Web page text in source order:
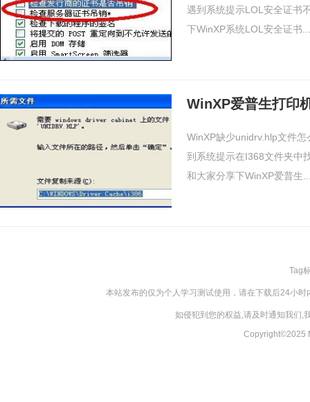
遇到系统提示LOL安全证书
下WinXP系统LOL安全证书...
WinXP缺少unidrv.hlp文件
到系统提示在I368文件夹中
和大家分享下WinXP爱普生
Tag
本站发布的仅为个人学习测试使用，请在下载后24小
如侵犯到您的权益,请及时通知我们,
Copyright©2025